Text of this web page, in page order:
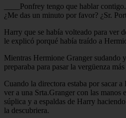
____Ponfrey tengo que hablar
¿Me das un minuto por favor? ¿Sr.
Harry que se había volteado para ver
le explicó porqué había traído a
Mientras Hermione Granger sudando
preparaba para pasar la vergüenza
Cuando la directora estaba por sacar
ver a una Srta.Granger con las manos
súplica y a espaldas de Harry
la descubriera.